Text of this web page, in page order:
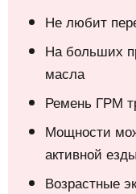
Не любит
На больших
масла
Ремень ГРМ
Мощности
активной езды
Возрастные